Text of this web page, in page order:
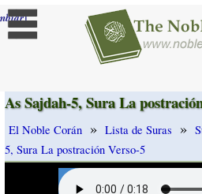
]
As Sajdah-5, Sura La
El Noble Corán » Lista de Suras »
5, Sura La postración Verso-5